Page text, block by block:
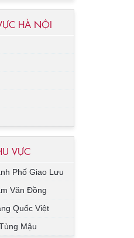
HÀ NỘI
VỰC
Phố Giao Lưu
Văn Đồng
Quốc Việt
Mậu